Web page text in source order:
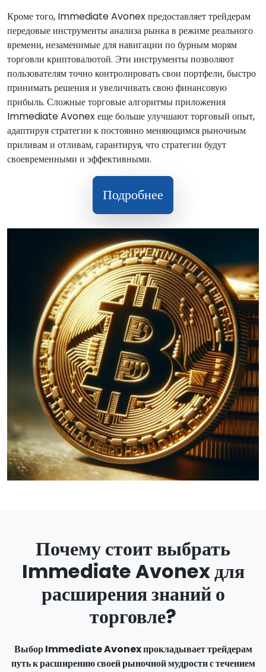
Кроме того, Immediate Avonex предоставляет трейдерам
передовые инструменты анализа рынка в режиме реального
времени, незаменимые для навигации по бурным морям
торговли криптовалютой. Эти инструменты позволяют
пользователям точно контролировать свои портфели, быстро
принимать решения и увеличивать свою финансовую
прибыль. Сложные торговые алгоритмы приложения
Immediate Avonex еще больше улучшают торговый опыт,
адаптируя стратегии к постоянно меняющимся рыночным
приливам и отливам, гарантируя, что стратегии будут
своевременными и эффективными.
Подробнее
Почему стоит выбрать
Immediate Avonex для
расширения знаний о
торговле?
Выбор Immediate Avonex прокладывает трейдерам
путь к расширению своей рыночной мудрости с течением